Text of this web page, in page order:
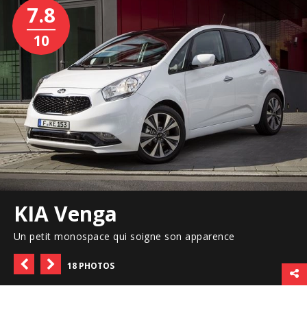
7.8
10
KIA Venga
Un petit monospace qui soigne son apparence
18 PHOTOS